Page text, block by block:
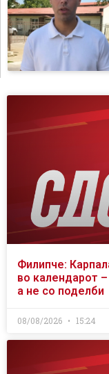
Филипче:
во календарот
а не со поделби
08/08/2026 15:24